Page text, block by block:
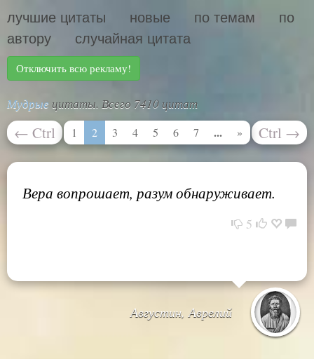
лучшие цитаты новые по темам
по
автору
случайная цитата
Отключить всю рекламу!
Мудрые цитаты. Всего 7410 цитат
← Ctrl 1 2 3 4 5 6 7 ... » Ctrl →
Вера вопрошает, разум обнаруживает.
5
Августин, Аврелий